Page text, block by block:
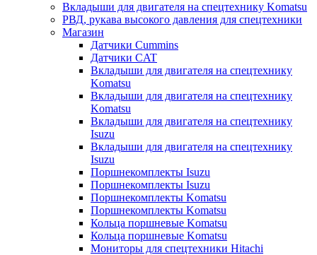
Вкладыши для двигателя на спецтехнику Komatsu
РВД, рукава высокого давления для спецтехники
Магазин
Датчики Cummins
Датчики CAT
Вкладыши для двигателя на спецтехнику
Komatsu
Вкладыши для двигателя на спецтехнику
Komatsu
Вкладыши для двигателя на спецтехнику
Isuzu
Вкладыши для двигателя на спецтехнику
Isuzu
Поршнекомплекты Isuzu
Поршнекомплекты Isuzu
Поршнекомплекты Komatsu
Поршнекомплекты Komatsu
Кольца поршневые Komatsu
Кольца поршневые Komatsu
Мониторы для спецтехники Hitachi